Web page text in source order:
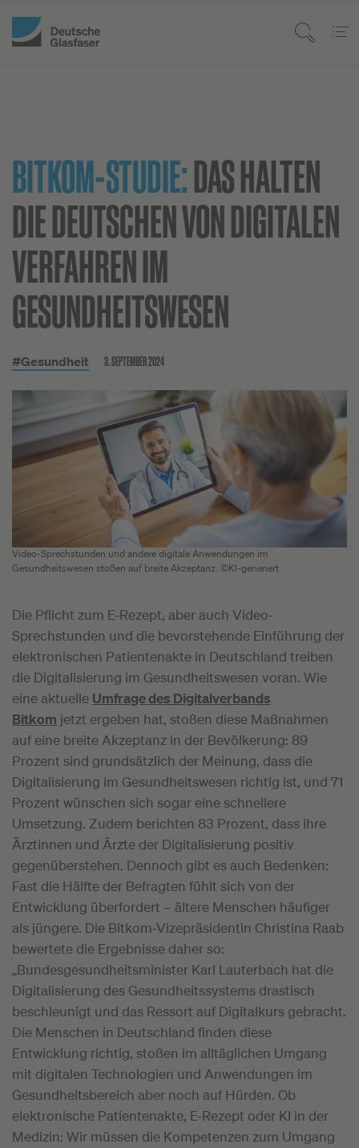
BITKOM-STUDIE:DAS HALTEN
DIE DEUTSCHEN VON DIGITALEN
VERFAHREN IM
GESUNDHEITSWESEN
#Gesundheit 3. SEPTEMBER 2024
Video-Sprechstunden und andere digitale Anwendungen im
Gesundheitswesen stoßen auf breite Akzeptanz. ©KI-generiert
Die Pflicht zum E-Rezept, aber auch Video-
Sprechstunden und die bevorstehende Einführung der
elektronischen Patientenakte in Deutschland treiben
die Digitalisierung im Gesundheitswesen voran. Wie
eine aktuelle Umfrage des Digitalverbands
Bitkom jetzt ergeben hat, stoßen diese Maßnahmen
auf eine breite Akzeptanz in der Bevölkerung: 89
Prozent sind grundsätzlich der Meinung, dass die
Digitalisierung im Gesundheitswesen richtig ist, und 71
Prozent wünschen sich sogar eine schnellere
Umsetzung. Zudem berichten 83 Prozent, dass ihre
Ärztinnen und Ärzte der Digitalisierung positiv
gegenüberstehen. Dennoch gibt es auch Bedenken:
Fast die Hälfte der Befragten fühlt sich von der
Entwicklung überfordert – ältere Menschen häufiger
als jüngere. Die Bitkom-Vizepräsidentin Christina Raab
bewertete die Ergebnisse daher so:
„Bundesgesundheitsminister Karl Lauterbach hat die
Digitalisierung des Gesundheitssystems drastisch
beschleunigt und das Ressort auf Digitalkurs gebracht.
Die Menschen in Deutschland finden diese
Entwicklung richtig, stoßen im alltäglichen Umgang
mit digitalen Technologien und Anwendungen im
Gesundheitsbereich aber noch auf Hürden. Ob
elektronische Patientenakte, E-Rezept oder KI in der
Medizin: Wir müssen die Kompetenzen zum Umgang